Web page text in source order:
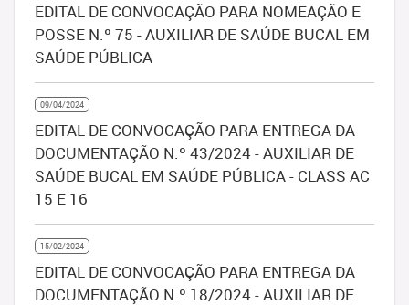
EDITAL DE CONVOCAÇÃO PARA NOMEAÇÃO E
POSSE N.º 75 - AUXILIAR DE SAÚDE BUCAL EM
SAÚDE PÚBLICA
09/04/2024
EDITAL DE CONVOCAÇÃO PARA ENTREGA DA
DOCUMENTAÇÃO N.º 43/2024 - AUXILIAR DE
SAÚDE BUCAL EM SAÚDE PÚBLICA - CLASS AC
15 E 16
15/02/2024
EDITAL DE CONVOCAÇÃO PARA ENTREGA DA
DOCUMENTAÇÃO N.º 18/2024 - AUXILIAR DE